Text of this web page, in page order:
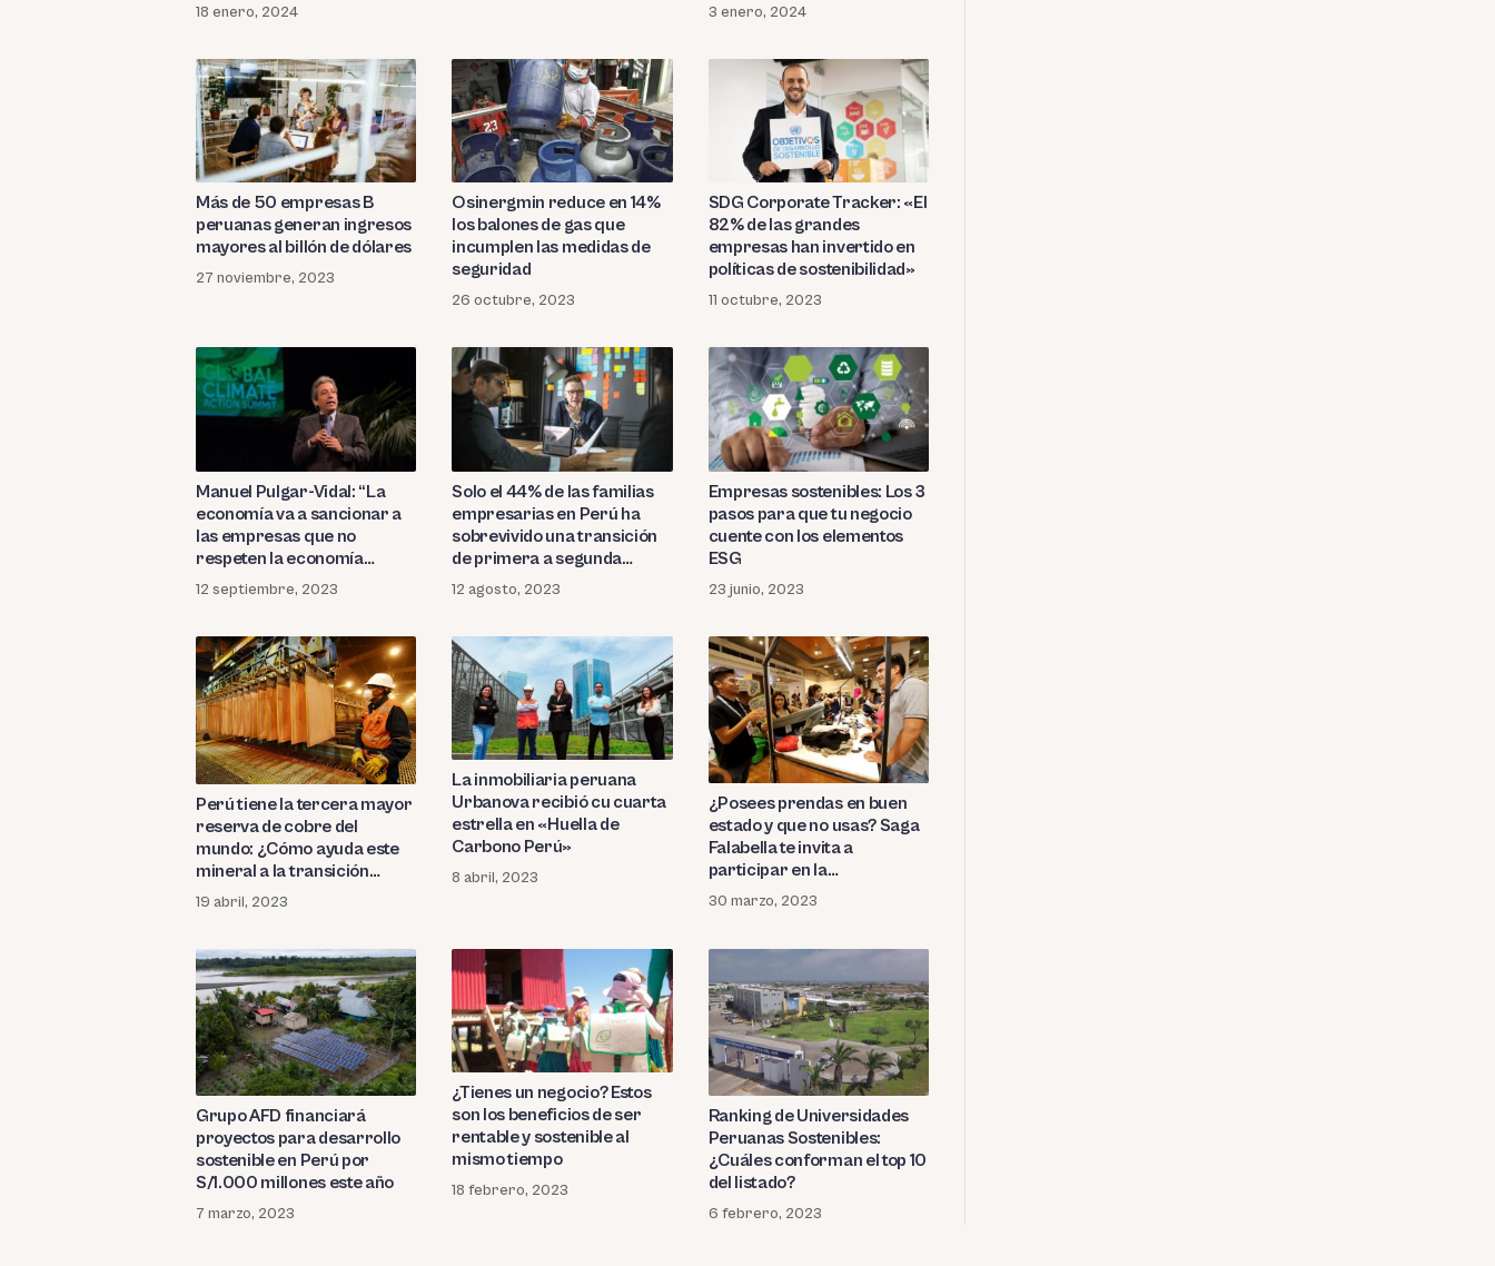
18 enero, 2024 3 enero, 2024
Más de 50 empresas B
peruanas generan ingresos
mayores al billón de dólares
27 noviembre, 2023
Osinergmin reduce en 14%
los balones de gas que
incumplen las medidas de
seguridad
26 octubre, 2023
SDG Corporate Tracker: «El
82% de las grandes
empresas han invertido en
políticas de sostenibilidad»
11 octubre, 2023
Manuel Pulgar-Vidal: “La
economía va a sancionar a
las empresas que no
respeten la economía
circular”
12 septiembre, 2023
Solo el 44% de las familias
empresarias en Perú ha
sobrevivido una transición
de primera a segunda
generación
12 agosto, 2023
Empresas sostenibles: Los 3
pasos para que tu negocio
cuente con los elementos
ESG
23 junio, 2023
Perú tiene la tercera mayor
reserva de cobre del
mundo: ¿Cómo ayuda este
mineral a la transición
energética?
19 abril, 2023
La inmobiliaria peruana
Urbanova recibió cu cuarta
estrella en «Huella de
Carbono Perú»
8 abril, 2023
¿Posees prendas en buen
estado y que no usas? Saga
Falabella te invita a
participar en la
Feria Trueque +Verde
30 marzo, 2023
Grupo AFD financiará
proyectos para desarrollo
sostenible en Perú por
S/1.000 millones este año
7 marzo, 2023
¿Tienes un negocio? Estos
son los beneficios de ser
rentable y sostenible al
mismo tiempo
18 febrero, 2023
Ranking de Universidades
Peruanas Sostenibles:
¿Cuáles conforman el top 10
del listado?
6 febrero, 2023